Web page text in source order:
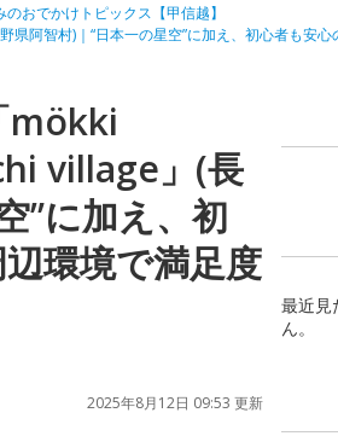
のおでかけトピックス【甲信越】
阿智村)｜“日本一の星空”に加え、初心者も安
mökki
village」(長
”に加え、初
環境で満足度
2025年8月12日 09:53 更新
最近見
ん。